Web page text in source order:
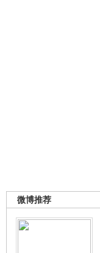
微博推荐